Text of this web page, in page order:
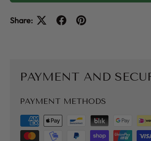
Share:
PAYMENT AND
PAYMENT METHODS